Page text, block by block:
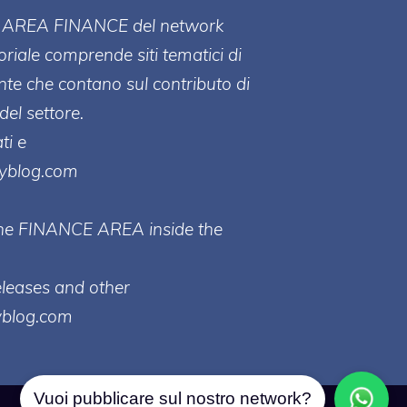
FINANCE del network
comprende siti tematici di
che contano sul contributo di
settore.
e
FINANCE AREA inside the
and other
Vuoi pubblicare sul nostro network?